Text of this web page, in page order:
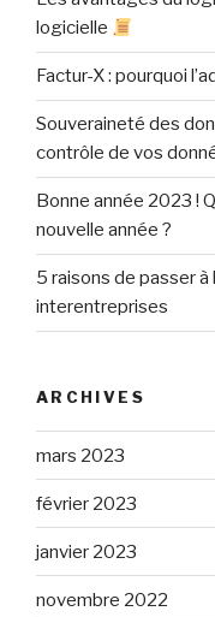
logicielle
Factur-X : pourquoi
Souveraineté des
contrôle de vos
Bonne année 2023 !
nouvelle année ?
5 raisons de passer
interentreprises
ARCHIVES
mars 2023
février 2023
janvier 2023
novembre 2022